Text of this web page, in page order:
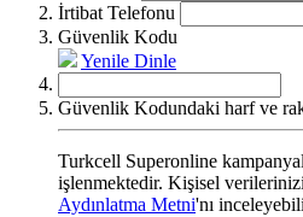
İrtibat Telefonu
Güvenlik Kodu
Yenile Dinle
Güvenlik Kodundaki harf ve
Turkcell Superonline
işlenmektedir. Kişisel
Aydınlatma Metni'nı